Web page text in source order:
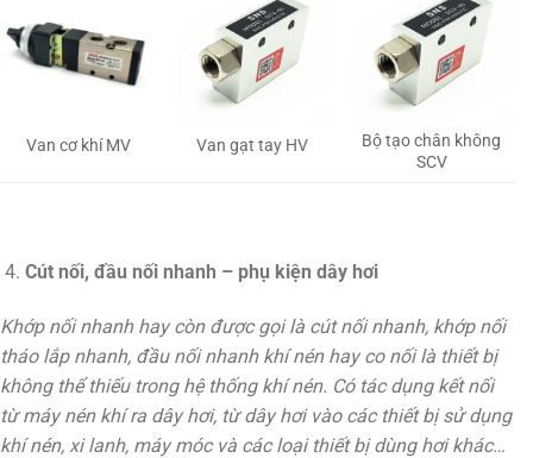
Van cơ khí MV Van gạt tay HV
Bộ tạo chân không
SCV
Cút nối, đầu nối nhanh – phụ kiện dây hơi
Khớp nối nhanh hay còn được gọi là cút nối nhanh, khớp nối
tháo lắp nhanh, đầu nối nhanh khí nén hay co nối là thiết bị
không thể thiếu trong hệ thống khí nén. Có tác dụng kết nối
từ máy nén khí ra dây hơi, từ dây hơi vào các thiết bị sử dụng
khí nén, xi lanh, máy móc và các loại thiết bị dùng hơi khác…